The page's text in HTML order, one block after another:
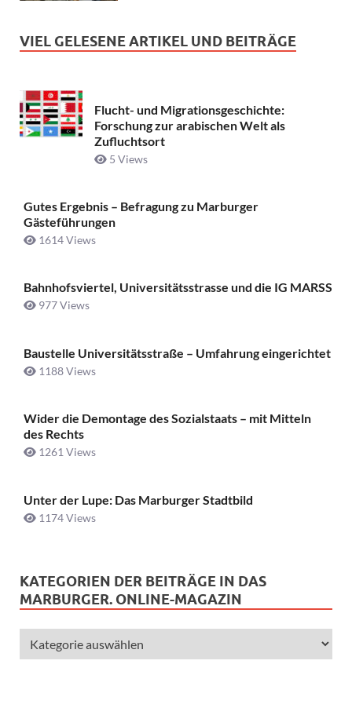
VIEL GELESENE ARTIKEL UND BEITRÄGE
Flucht- und Migrationsgeschichte:
Forschung zur arabischen Welt als
Zufluchtsort
5 Views
Gutes Ergebnis – Befragung zu Marburger
Gästeführungen
1614 Views
Bahnhofsviertel, Universitätsstrasse und die IG MARSS
977 Views
Baustelle Universitätsstraße ­– Umfahrung eingerichtet
1188 Views
Wider die Demontage des Sozialstaats – mit Mitteln
des Rechts
1261 Views
Unter der Lupe: Das Marburger Stadtbild
1174 Views
KATEGORIEN DER BEITRÄGE IN DAS
MARBURGER. ONLINE-MAGAZIN